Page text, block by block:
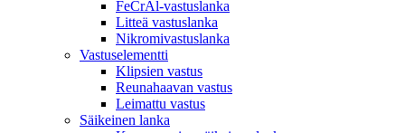
FeCrAl-vastuslanka
Litteä vastuslanka
Nikromivastuslanka
Vastuselementti
Klipsien vastus
Reunahaavan vastus
Leimattu vastus
Säikeinen lanka